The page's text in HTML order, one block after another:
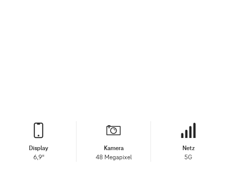
Display
6,9"
Kamera
48 Megapixel
Netz
5G